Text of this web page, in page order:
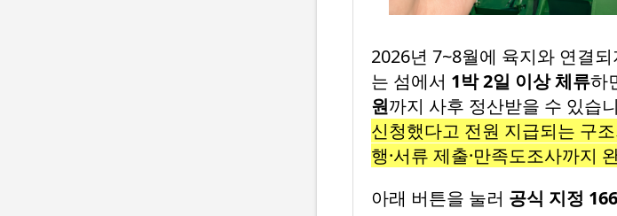
2026년 7~8월에 육지와 연결
는 섬에서 1박 2일 이상 체류하
원까지 사후 정산받을 수 있습
신청했다고 전원 지급되는 구
행·서류 제출·만족도조사까지
아래 버튼을 눌러 공식 지정